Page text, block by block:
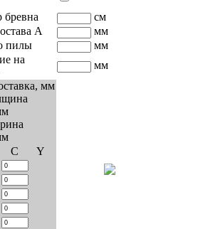
бревна
см
A
мм
пилы
мм
на
мм
мм
C
Y